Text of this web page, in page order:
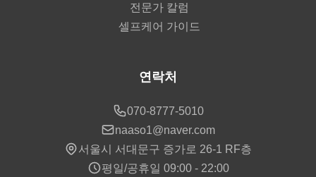
전문가 칼럼
셀프케어 가이드
연락처
070-8777-5010
naaso1@naver.com
서울시 서대문구 증가로 26-1 RF층
평일/공휴일 09:00 - 22:00